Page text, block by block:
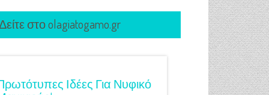
στο olagiatogamo.gr
Ιδέες Για Νυφικό
Γάμος Πάνος